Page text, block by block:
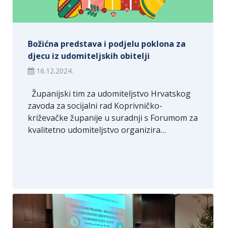
Božićna predstava i podjelu poklona za
djecu iz udomiteljskih obitelji
16.12.2024.
Županijski tim za udomiteljstvo Hrvatskog
zavoda za socijalni rad Koprivničko-
križevačke županije u suradnji s Forumom za
kvalitetno udomiteljstvo organizira…